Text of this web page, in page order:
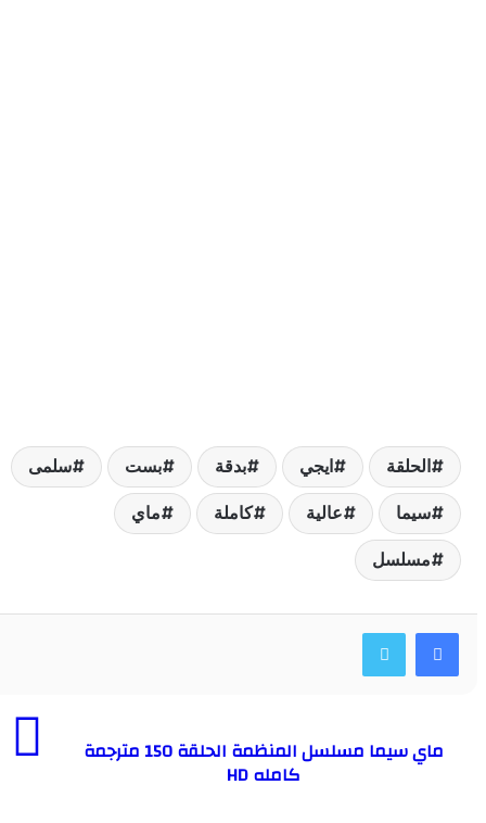
ايجي بدقة بست سلمى
عالية كاملة ماي
ماي سيما مسلسل المنظمة الحلقة 150 مترجمة